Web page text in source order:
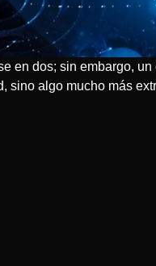
en dos; sin embargo,
sino algo mucho más